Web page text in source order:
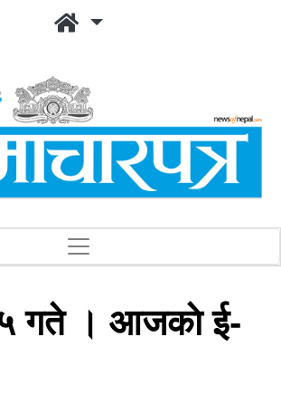
गते । आजकाे ई-